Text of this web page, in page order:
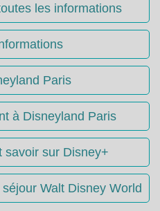
les informations
Paris
à Disneyland Paris
savoir sur Disney+
Walt Disney World